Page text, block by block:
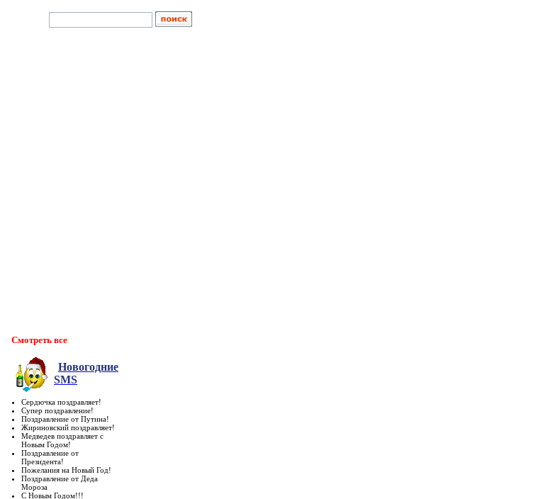
Смотреть все
Новогодние
SMS
Сердючка поздравляет!
Супер поздравление!
Поздравление от Путина!
Жириновский поздравляет!
Медведев поздравляет c
Новым Годом!
Поздравление от
Президента!
Пожелания на Новый Год!
Поздравление от Деда
Мороза
С Новым Годом!!!